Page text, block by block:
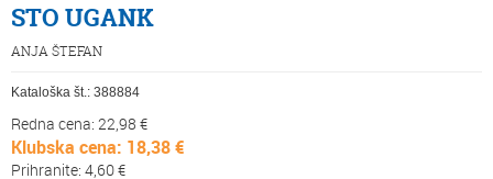
STO UGANK
ANJA ŠTEFAN
Kataloška št.: 388884
Redna cena: 22,98 €
Klubska cena: 18,38 €
Prihranite: 4,60 €